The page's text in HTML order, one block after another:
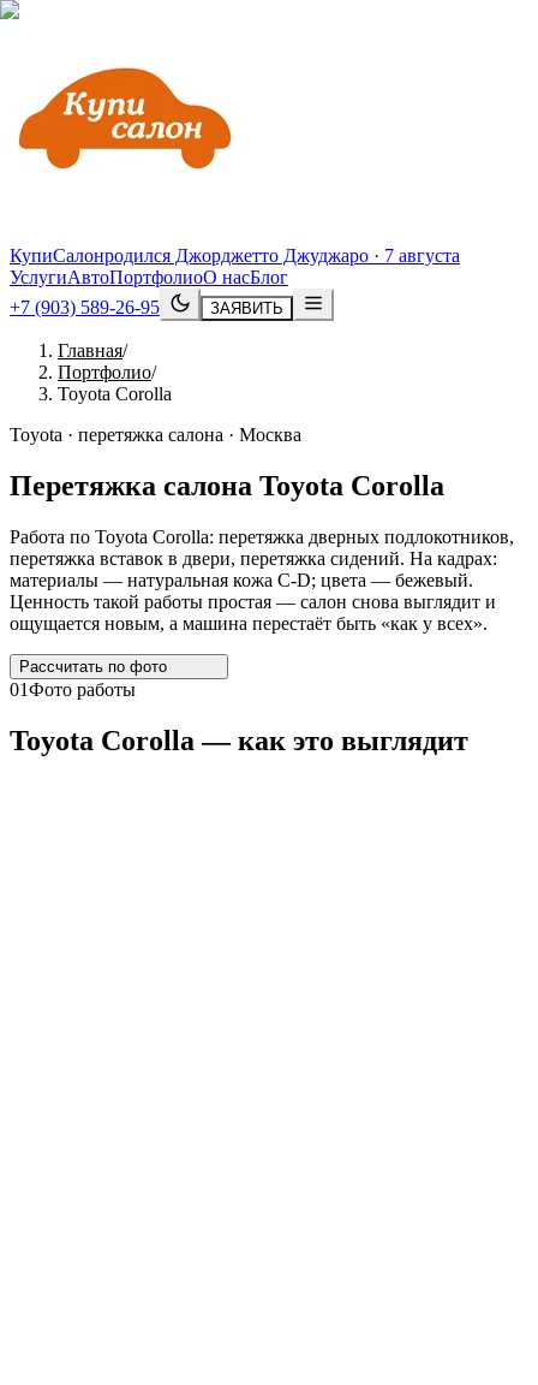
КупиСалонродился Джорджетто Джуджаро · 7 августа
УслугиАвтоПортфолиоО насБлог
+7 (903) 589-26-95
ЗАЯВИТЬ
Главная/
Портфолио/
Toyota Corolla
Toyota · перетяжка салона · Москва
Перетяжка салона Toyota Corolla
Работа по Toyota Corolla: перетяжка дверных подлокотников,
перетяжка вставок в двери, перетяжка сидений. На кадрах:
материалы — натуральная кожа C-D; цвета — бежевый.
Ценность такой работы простая — салон снова выглядит и
ощущается новым, а машина перестаёт быть «как у всех».
Рассчитать по фото
01Фото работы
Toyota Corolla — как это выглядит